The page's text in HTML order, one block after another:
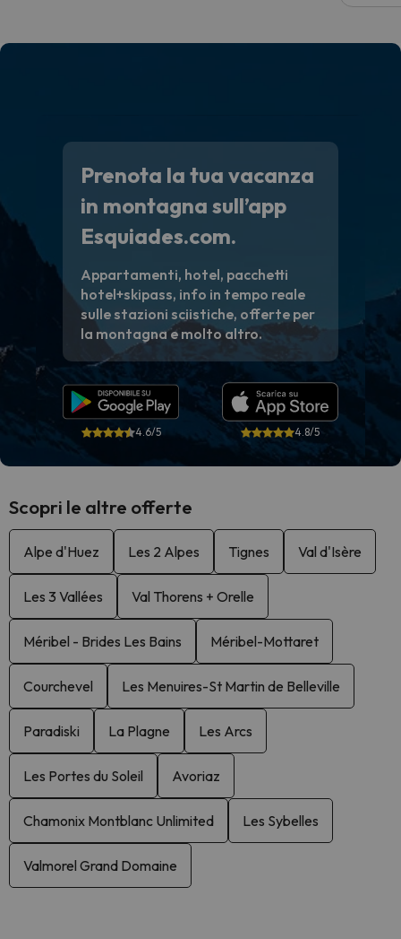
Prenota la tua vacanza
in montagna sull’app
Esquiades.com.
Appartamenti, hotel, pacchetti
hotel+skipass, info in tempo reale
sulle stazioni sciistiche, offerte per
la montagna e molto altro.
4.6/5 4.8/5
Scopri le altre offerte
Alpe d'Huez Les 2 Alpes Tignes Val d'Isère
Les 3 Vallées Val Thorens + Orelle
Méribel - Brides Les Bains Méribel-Mottaret
Courchevel Les Menuires-St Martin de Belleville
Paradiski La Plagne Les Arcs
Les Portes du Soleil Avoriaz
Chamonix Montblanc Unlimited Les Sybelles
Valmorel Grand Domaine